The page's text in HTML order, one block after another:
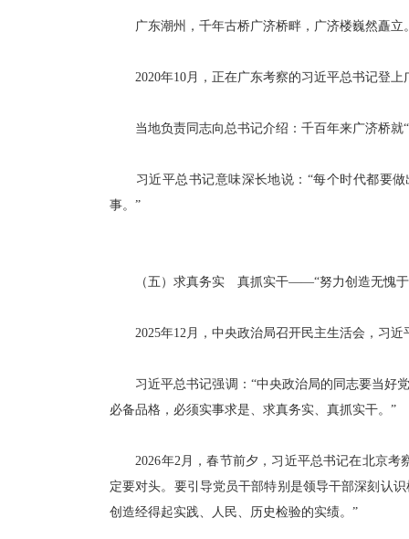
广东潮州，千年古桥广济桥畔，广济楼巍然矗立
2020年10月，正在广东考察的习近平总书记登上
当地负责同志向总书记介绍：千百年来广济桥就“
习近平总书记意味深长地说：“每个时代都要做
事。”
（五）求真务实 真抓实干——“努力创造无愧于
2025年12月，中央政治局召开民主生活会，习近
习近平总书记强调：“中央政治局的同志要当好党
必备品格，必须实事求是、求真务实、真抓实干。”
2026年2月，春节前夕，习近平总书记在北京考
定要对头。要引导党员干部特别是领导干部深刻认
创造经得起实践、人民、历史检验的实绩。”